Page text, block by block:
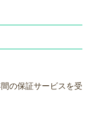
の保証サービスを受